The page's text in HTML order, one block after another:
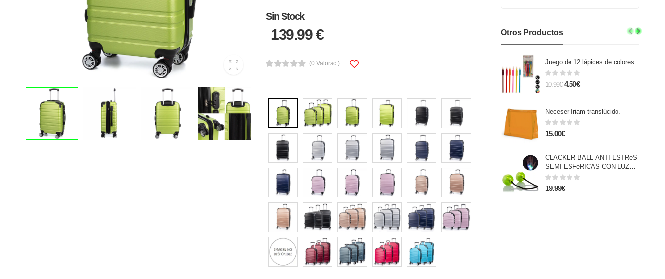
Sin Stock
139.99 €
(0 Valorac.)
Otros Productos
Juego de 12 lápices de colores.
10.99€ 4.50€
Neceser Iriam translúcido.
15.00€
CLACKER BALL ANTI ESTReS
SEMI ESFeRICAS CON LUZ
LED MULTICOLOR
19.99€